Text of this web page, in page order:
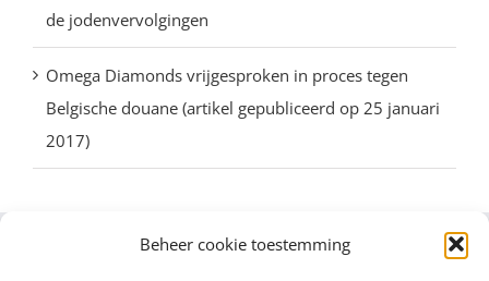
Beheer cookie toestemming
de jodenvervolgingen
Omega Diamonds vrijgesproken in proces tegen
Belgische douane (artikel gepubliceerd op 25 januari
2017)